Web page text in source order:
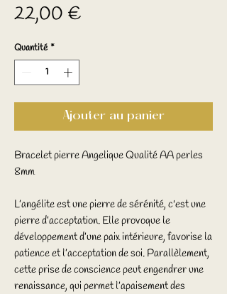
22,00 €
Quantité *
Ajouter au panier
Bracelet pierre Angelique Qualité AA perles
8mm
L’angélite est une pierre de sérénité, c'est une
pierre d’acceptation. Elle provoque le
développement d’une paix intérieure, favorise la
patience et l’acceptation de soi. Parallèlement,
cette prise de conscience peut engendrer une
renaissance, qui permet l’apaisement des